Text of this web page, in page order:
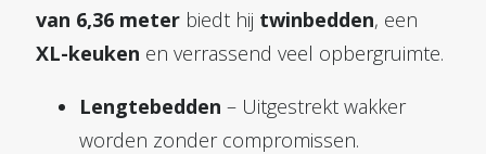
van 6,36 meter biedt hij twinbedden, een
XL-keuken en verrassend veel opbergruimte.
Lengtebedden – Uitgestrekt wakker
worden zonder compromissen.